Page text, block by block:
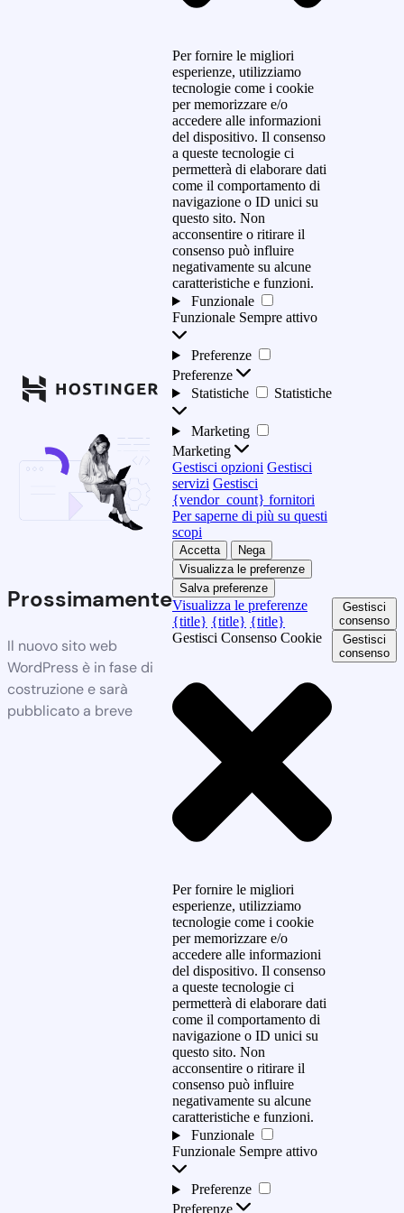
Prossimamente
Il nuovo sito web
WordPress è in fase di
costruzione e sarà
pubblicato a breve
Per fornire le migliori
esperienze, utilizziamo
tecnologie come i cookie
per memorizzare e/o
accedere alle informazioni
del dispositivo. Il consenso
a queste tecnologie ci
permetterà di elaborare dati
come il comportamento di
navigazione o ID unici su
questo sito. Non
acconsentire o ritirare il
consenso può influire
negativamente su alcune
caratteristiche e funzioni.
Funzionale
Funzionale Sempre attivo
Preferenze
Preferenze
Statistiche
Statistiche
Marketing
Marketing
Gestisci opzioni Gestisci
servizi Gestisci
{vendor_count} fornitori
Per saperne di più su questi
scopi
Accetta
Nega
Visualizza le preferenze
Salva preferenze
Visualizza le preferenze
{title} {title} {title}
Gestisci Consenso Cookie
Per fornire le migliori
esperienze, utilizziamo
tecnologie come i cookie
per memorizzare e/o
accedere alle informazioni
del dispositivo. Il consenso
a queste tecnologie ci
permetterà di elaborare dati
come il comportamento di
navigazione o ID unici su
questo sito. Non
acconsentire o ritirare il
consenso può influire
negativamente su alcune
caratteristiche e funzioni.
Funzionale
Funzionale Sempre attivo
Preferenze
Preferenze
Gestisci
consenso
Gestisci
consenso